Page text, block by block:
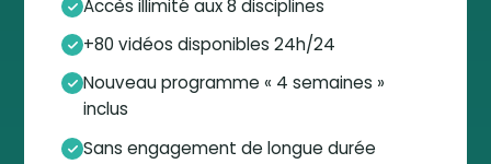
Accès illimité aux 8 disciplines
+80 vidéos disponibles 24h/24
Nouveau programme « 4 semaines »
inclus
Sans engagement de longue durée